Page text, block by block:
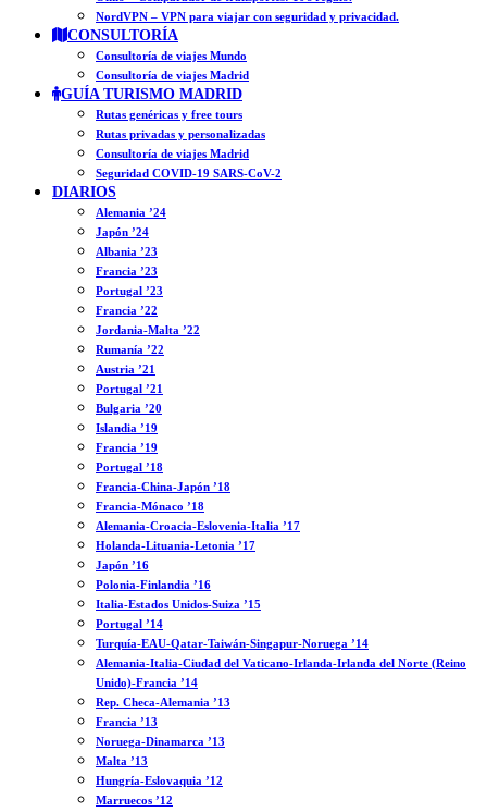
NordVPN – VPN para viajar con seguridad y privacidad.
CONSULTORÍA
Consultoría de viajes Mundo
Consultoría de viajes Madrid
GUÍA TURISMO MADRID
Rutas genéricas y free tours
Rutas privadas y personalizadas
Consultoría de viajes Madrid
Seguridad COVID-19 SARS-CoV-2
DIARIOS
Alemania ’24
Japón ’24
Albania ’23
Francia ’23
Portugal ’23
Francia ’22
Jordania-Malta ’22
Rumanía ’22
Austria ’21
Portugal ’21
Bulgaria ’20
Islandia ’19
Francia ’19
Portugal ’18
Francia-China-Japón ’18
Francia-Mónaco ’18
Alemania-Croacia-Eslovenia-Italia ’17
Holanda-Lituania-Letonia ’17
Japón ’16
Polonia-Finlandia ’16
Italia-Estados Unidos-Suiza ’15
Portugal ’14
Turquía-EAU-Qatar-Taiwán-Singapur-Noruega ’14
Alemania-Italia-Ciudad del Vaticano-Irlanda-Irlanda del Norte (Reino
Unido)-Francia ’14
Rep. Checa-Alemania ’13
Francia ’13
Noruega-Dinamarca ’13
Malta ’13
Hungría-Eslovaquia ’12
Marruecos ’12